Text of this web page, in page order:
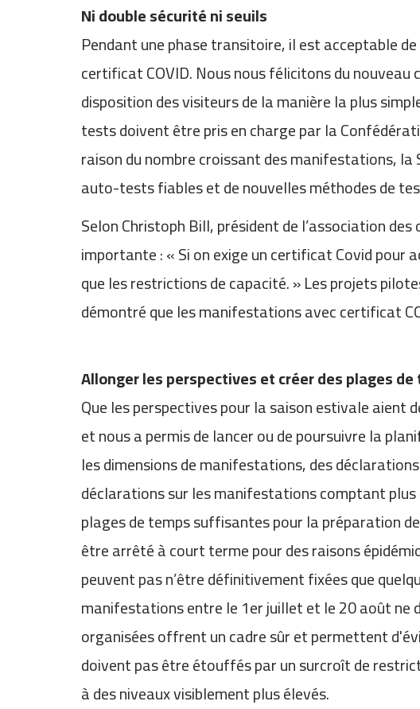
Ni double sécurité ni seuils
Pendant une phase transitoire, il est acceptable
certificat COVID. Nous nous félicitons du
disposition des visiteurs de la manière la plus
tests doivent être pris en charge par la
raison du nombre croissant des manifestations,
auto-tests fiables et de nouvelles méthodes de
Selon Christoph Bill, président de l’association
importante : « Si on exige un certificat Covid
que les restrictions de capacité. » Les projets
démontré que les manifestations avec certificat
Allonger les perspectives et créer des plages
Que les perspectives pour la saison estivale aient
et nous a permis de lancer ou de poursuivre la
les dimensions de manifestations, des
déclarations sur les manifestations comptant
plages de temps suffisantes pour la préparation
être arrêté à court terme pour des raisons
peuvent pas n’être définitivement fixées que
manifestations entre le 1er juillet et le 20 août ne
organisées offrent un cadre sûr et permettent
doivent pas être étouffés par un surcroît de
à des niveaux visiblement plus élevés.